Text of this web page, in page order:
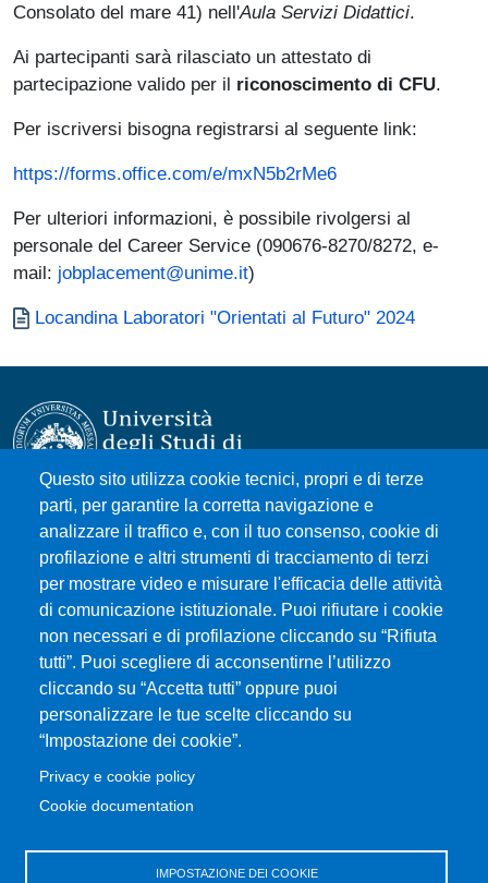
Consolato del mare 41) nell'Aula Servizi Didattici.
Ai partecipanti sarà rilasciato un attestato di
partecipazione valido per il riconoscimento di CFU.
Per iscriversi bisogna registrarsi al seguente link:
https://forms.office.com/e/mxN5b2rMe6
Per ulteriori informazioni, è possibile rivolgersi al
personale del Career Service (090676-8270/8272, e-
mail: jobplacement@unime.it)
Documento
Locandina Laboratori "Orientati al Futuro" 2024
Questo sito utilizza cookie tecnici, propri e di terze
parti, per garantire la corretta navigazione e
analizzare il traffico e, con il tuo consenso, cookie di
profilazione e altri strumenti di tracciamento di terzi
per mostrare video e misurare l'efficacia delle attività
di comunicazione istituzionale. Puoi rifiutare i cookie
non necessari e di profilazione cliccando su “Rifiuta
tutti”. Puoi scegliere di acconsentirne l’utilizzo
cliccando su “Accetta tutti” oppure puoi
personalizzare le tue scelte cliccando su
“Impostazione dei cookie”.
Privacy e cookie policy
Cookie documentation
IMPOSTAZIONE DEI COOKIE
Università degli Studi di Messina
Piazza Pugliatti, 1 - 98122 Messina
Cod. Fiscale 80004070837
P.IVA 00724160833
Centralino: 090 676 1
MENÙ SOCIAL
MENÙ FOOTER 1
Accessibility statement
Privacy and cookie policy
Change your mind on cookies